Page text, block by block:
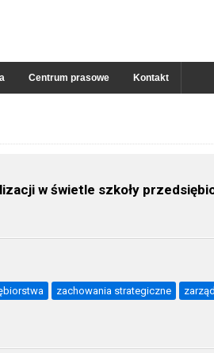
Centrum prasowe Kontakt
w świetle szkoły
zachowania strategiczne